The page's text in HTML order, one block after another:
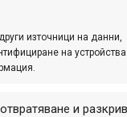
източници на данни,
на
и